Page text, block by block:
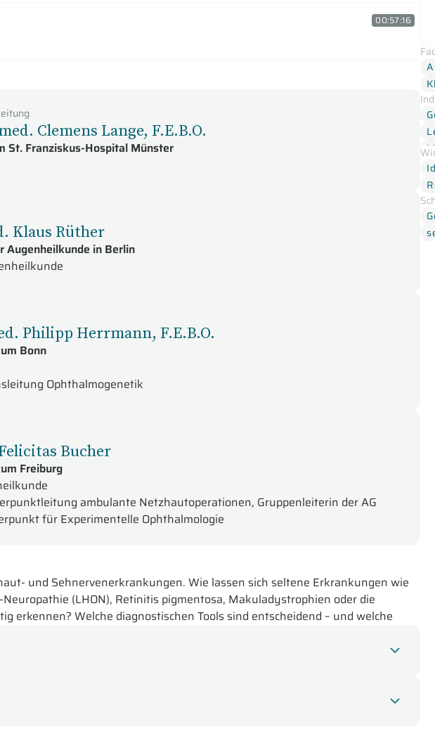
00:57:16
Clemens Lange, F.E.B.O.
St. Franziskus-Hospital Münster
Klaus Rüther
Augenheilkunde in Berlin
Philipp Herrmann, F.E.B.O.
Bonn
Ophthalmogenetik
Bucher
Freiburg
ambulante Netzhautoperationen, Gruppenleiterin der AG
für Experimentelle Ophthalmologie
und Sehnervenerkrankungen. Wie lassen sich seltene Erkrankungen wie
(LHON), Retinitis pigmentosa, Makuladystrophien oder die
erkennen? Welche diagnostischen Tools sind entscheidend – und welche
Sendereihe für Sie im Studio:
Fallbeispiels eines jungen Patienten mit Sehverlust veranschaulicht Prof.